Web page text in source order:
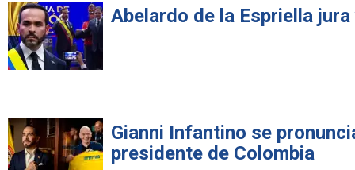
Abelardo de la Espriella
Gianni Infantino se
presidente de Colombia